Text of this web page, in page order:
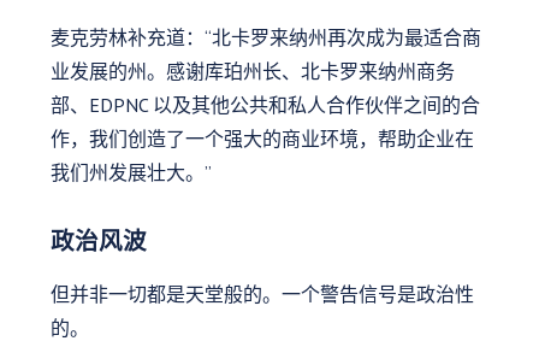
麦克劳林补充道：“北卡罗来纳州再次成为最适合商
业发展的州。感谢库珀州长、北卡罗来纳州商务
部、EDPNC 以及其他公共和私人合作伙伴之间的合
作，我们创造了一个强大的商业环境，帮助企业在
我们州发展壮大。”
政治风波
但并非一切都是天堂般的。一个警告信号是政治性
的。